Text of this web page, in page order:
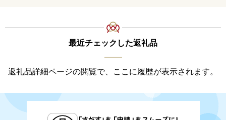
最近チェックした返礼品
返礼品詳細ページの閲覧で、ここに履歴が表示されます。